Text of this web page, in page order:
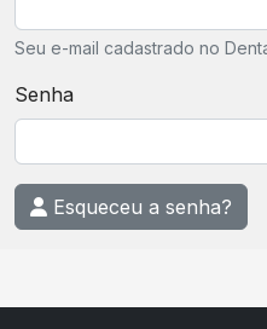
Seu e-mail cadastrado no
Senha
Esqueceu a senha?